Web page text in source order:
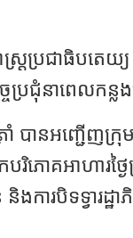
ប្រជាធិបតេយ្យ
ប្រជុំនាពេលកន្ល
ាំ បានអញ្ជើញក្
រិភោគអាហារថ្
ការបិទទ្វារដ្ឋ